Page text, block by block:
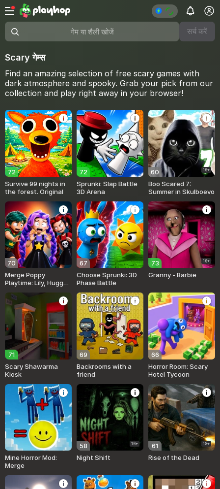
गेम या शैली खोजें सर्च करें
Scary गेम्स
Find an amazing selection of free scary games with
dark atmosphere and spooky. Grab your pick from our
collection and play right away in your browser!
72
Survive 99 nights in
the forest. Original
72
Sprunki: Slap Battle
3D Arena
60 16+
Boo Scared 7:
Summer in Skulboevo
70
Merge Poppy
Playtime: Lily, Huggy,
67
Choose Sprunki: 3D
Phase Battle
73 16+
Granny - Barbie
71
Scary Shawarma
Kiosk
69
Backrooms with a
friend
66
Horror Room: Scary
Hotel Tycoon
Mine Horror Mod:
Merge
58 16+
Night Shift
61 18+
Rise of the Dead